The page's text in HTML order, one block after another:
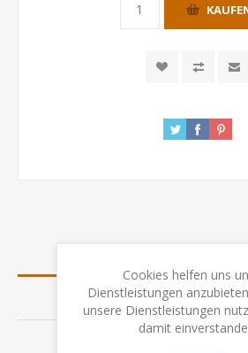
SPEZIFIKATION
Cookies helfen uns
Dienstleistungen
unsere Dienstleistungen
damit